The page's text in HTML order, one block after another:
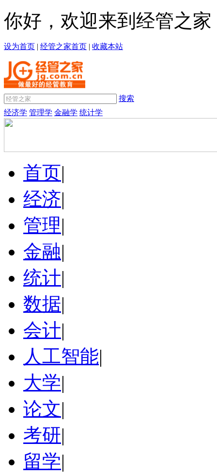
你好，欢迎来到经管之家
设为首页 | 经管之家首页 | 收藏本站
搜索
经济学 管理学 金融学 统计学
首页|
经济|
管理|
金融|
统计|
数据|
会计|
人工智能|
大学|
论文|
考研|
留学|